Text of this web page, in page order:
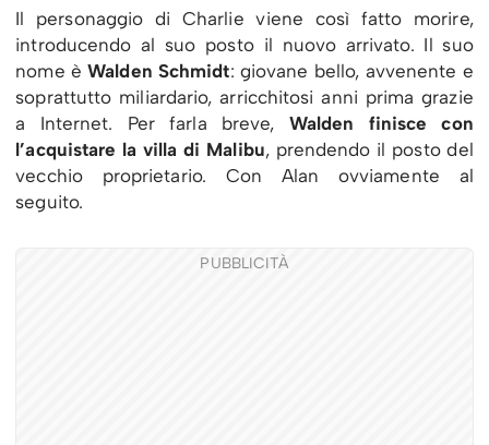
Il personaggio di Charlie viene così fatto morire,
introducendo al suo posto il nuovo arrivato. Il suo
nome èWalden Schmidt: giovane bello, avvenente e
soprattutto miliardario, arricchitosi anni prima grazie
a Internet. Per farla breve, Walden finisce con
l’acquistare la villa di Malibu, prendendo il posto del
vecchio proprietario. Con Alan ovviamente al
seguito.
PUBBLICITÀ